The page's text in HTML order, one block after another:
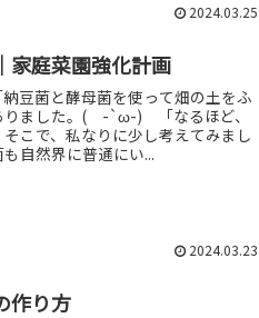
2024.03.25
家庭菜園強化計画
豆菌と酵母菌を使って畑の土をふ
りました。( -`ω-) 「なるほど、
こで、私なりに少し考えてみまし
自然界に普通にい...
2024.03.23
作り方